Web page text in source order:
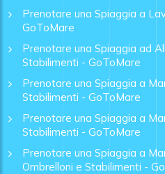
Prenotare una Spiaggia a
GoToMare
Prenotare una Spiaggia ad
Stabilimenti - GoToMare
Prenotare una Spiaggia a
Stabilimenti - GoToMare
Prenotare una Spiaggia a
Stabilimenti - GoToMare
Prenotare una Spiaggia a
Ombrelloni e Stabilimenti -